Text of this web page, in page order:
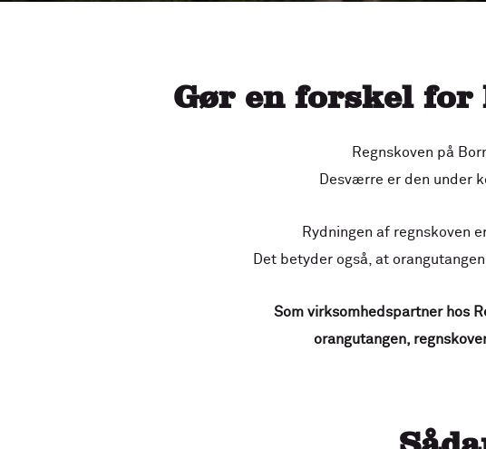
Gør en forskel
Regnskoven på
Desværre er den under
Rydningen af regnskoven
Det betyder også, at
Som virksomhedspartner hos
orangutangen,